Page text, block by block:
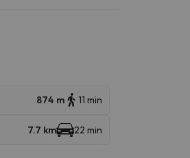
874 m 11 min
7.7 km 22 min